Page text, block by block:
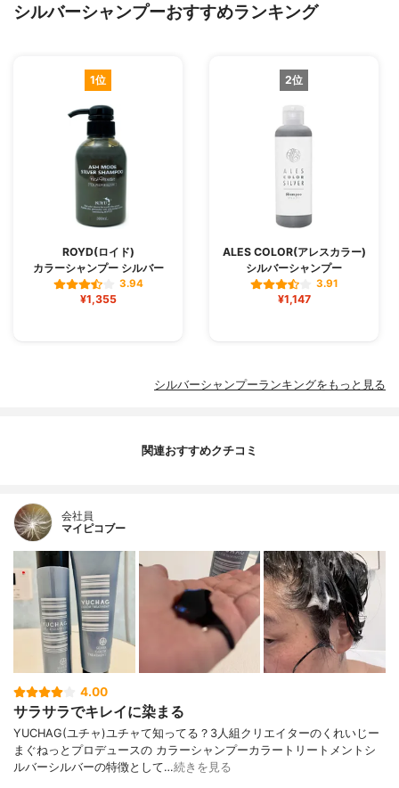
シルバーシャンプーおすすめランキング
1位
ROYD(ロイド)
カラーシャンプー シルバー
3.94
¥1,355
2位
ALES COLOR(アレスカラー)
シルバーシャンプー
3.91
¥1,147
シルバーシャンプーランキングをもっと見る
関連おすすめクチコミ
会社員
マイピコブー
4.00
サラサラでキレイに染まる
YUCHAG(ユチャ)ユチャて知ってる？3人組クリエイターのくれいじー
まぐねっとプロデュースの カラーシャンプーカラートリートメントシ
ルバーシルバーの特徴として…続きを見る